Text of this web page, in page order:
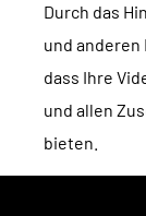
Durch das
und
dass Ihre
und allen
bieten.